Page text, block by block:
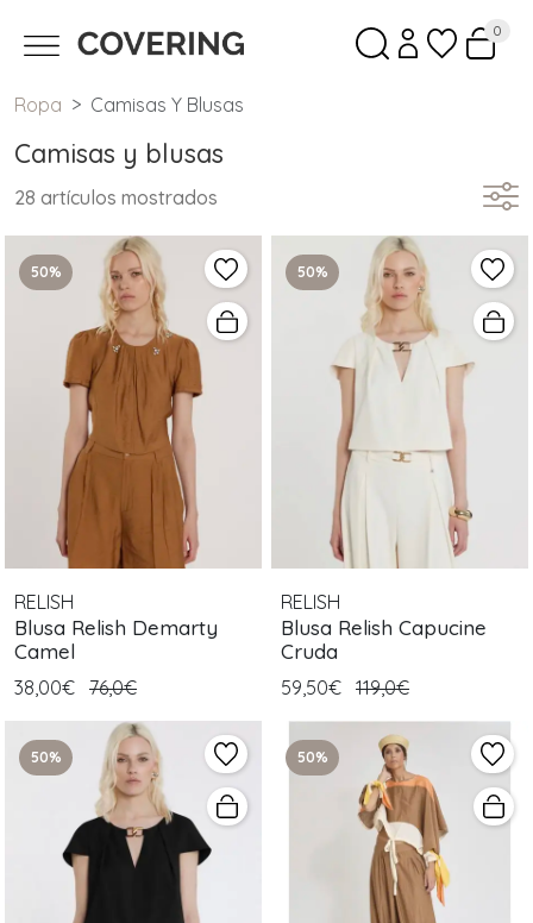
0
Ropa Camisas Y Blusas
Camisas y blusas
28 artículos mostrados
50%
RELISH
Blusa Relish Demarty
Camel
38,00€ 76,0€
50%
RELISH
Blusa Relish Capucine
Cruda
59,50€ 119,0€
50% 50%